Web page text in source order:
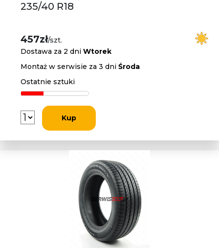
235/40 R18
457zł/szt.
Dostawa za 2 dniWtorek
Montaż w serwisie za 3 dniŚroda
Ostatnie sztuki
Kup